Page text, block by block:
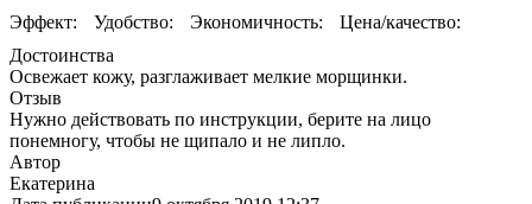
Эффект:
Удобство: Экономичность:
Цена/качество:
Достоинства
Освежает кожу, разглаживает мелкие морщинки.
Отзыв
Нужно действовать по инструкции, берите на лицо
понемногу, чтобы не щипало и не липло.
Автор
Екатерина